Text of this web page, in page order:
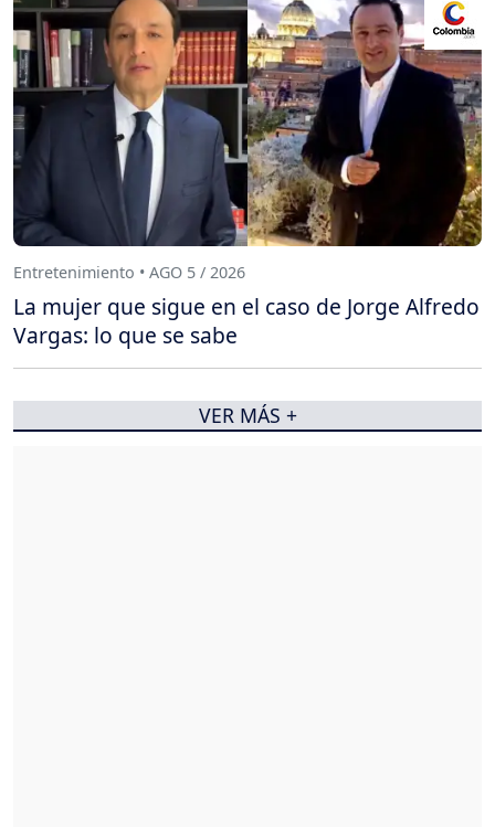
Entretenimiento • AGO 5 / 2026
La mujer que sigue en el caso de Jorge Alfredo
Vargas: lo que se sabe
VER MÁS +